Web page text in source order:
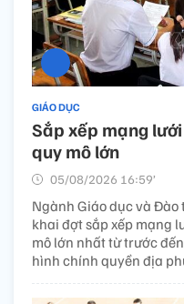
GIÁO DỤC
Sắp xếp mạng
quy mô lớn
05/08/2026 16:59’
Ngành Giáo dục và
khai đợt sắp xếp mạng
mô lớn nhất từ trước
hình chính quyền địa